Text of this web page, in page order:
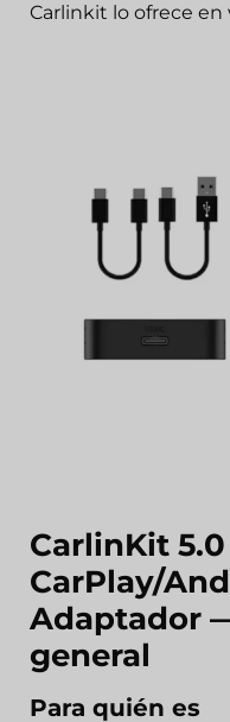
Carlinkit lo ofrece en
CarlinKit
CarPlay/
Adaptador
general
Para quién es